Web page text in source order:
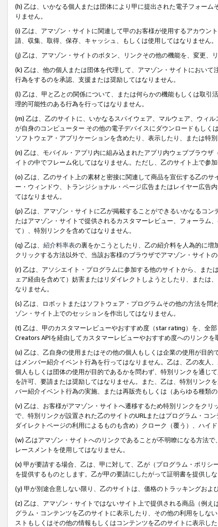
(h) 乙は、いかなる個人または団体により甲に提出された電子フォー
りません。
(i) 乙は、アマゾン・サイトに関連して甲のお客様が使用するアカウン
請、収集、取得、保存、キャッシュ、もしくは使用してはなりません。
(j) 乙は、アマゾン・サイトのボタン、リンクその他の機能を、変更、
(k) 乙は、他の個人または団体を代理して、アマゾン・サイトにおい
行為をするのを承認、支援または奨励してはなりません。
(l) 乙は、甲と乙との関係について、または何らかの機能もしくは取
理的可能性のある行為を行ってはなりません。
(m) 乙は、乙のサイトに、いかなるスパイウェア、マルウェア、ウィ
が自身のコンピューター その他の電子デバイスにダウンロードもし
ソフトウェア・アプリケーションを含めたり、表示したり、または特
(n) 乙は、モバイル・アプリ内に組み込まれたアプリ内ウェブブラウ
イトの中でフレーム化してはなりません。ただし、乙のサイト上で参
(o) 乙は、乙のサイト上の素材と密接に関連して商品を宣伝する乙の
ー・ウィンドウ、トランジショナル・ページ広告またはレイヤー広告
てはなりません。
(p) 乙は、アマゾン・サイトに乙が掲載することができるいかなるコ
たはアマゾン・サイトで提供されるカスタマーレビュー、フォーラム
て）、特別リンクを含めてはなりません。
(q) 乙は、 紹介料率表の裏をかこうとしたり、乙の紹介料を人為的に
クリックする方法以外で、当該お客様のブラウザでアマゾン・サイト
(r) 乙は、アソシエイト・プログラムに参加する他のサイトから、ま
ェア経由を含めて）妨害またはリダイレクトしようとしたり、または
なりません。
(s) 乙は、ロボットまたはソフトウェア・プログラムその他の方法を
ゾン・サイト上でのセッションを作出してはなりません。
(t) 乙は、甲のカスタマーレビューやおすすめ度（star rating）を、全
Creators APIを経由してカスタマーレビューやおすすめ度へのリンクを
(u) 乙は、乙自身の使用またはその他の個人もしくは企業の使用が目
はメンバー紹介イベント行為を行ってはなりません。乙は、乙の友人
個人もしくは団体の使用が目的であるかを問わず、特別リンクを通じ
を許可、要請または奨励してはなりません。また、乙は、特別リンク
バー紹介イベント行為の実施、または再販売もしくは（あらゆる種類
(v) 乙は、お客様がアマゾン・サイトへ遷移するため特別リンクをク
で、特別リンクが設置された乙のサイトのURLまたはプログラム・コ
ダイレクトページの利用によるものも含め）クローク（覆う）、ハイ
(w) 乙はアマゾン・サイトへのリンクであることが不明瞭になる方法
レースメントを使用してはなりません。
(x) 甲が要請する場合、乙は、甲に対して、乙が（プログラム・ポリ
を提供するものとします。乙が甲の要請にしたがって証明書を提供し
(y) 甲が別途合意しない限り、乙のサイトは、価格のトラッキングお
(z) 乙は、アマゾン・サイトではないサイト上で提供される商品（例
グラム・コンテンツを乙のサイトに表示したり、その他の利用をしな
ストもしくはその他の情報もしくはコンテンツを乙のサイトに表示し